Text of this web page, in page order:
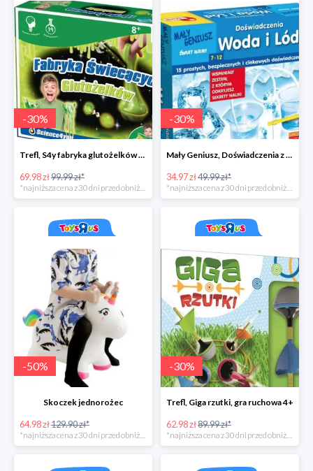
-30%
Trefl, S4y fabryka glutożelków głów duża
69.98 zł99.99 zł*
-30%
Mały Geniusz, Doświadczenia z wodą i lodem
34.97 zł49.99 zł*
-50%
Skoczek jednorożec
64.98 zł129.90 zł*
*najniższa cena z 30 dni przed obniżką
-30%
Trefl, Giga rzutki, gra ruchowa 4+
62.98 zł89.99 zł*
*najniższa cena z 30 dni przed obniżką